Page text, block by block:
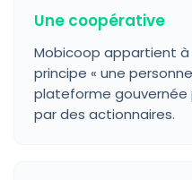
Une coopérative
Mobicoop appartient
principe « une
plateforme gouvernée
par des actionnaires.